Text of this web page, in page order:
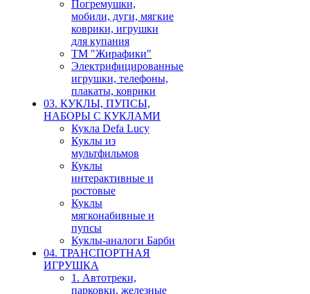
Погремушки,
мобили, дуги, мягкие
коврики, игрушки
для купания
ТМ "Жирафики"
Электрифицированные
игрушки, телефоны,
плакаты, коврики
03. КУКЛЫ, ПУПСЫ,
НАБОРЫ С КУКЛАМИ
Кукла Defa Lucy
Куклы из
мультфильмов
Куклы
интерактивные и
ростовые
Куклы
мягконабивные и
пупсы
Куклы-аналоги Барби
04. ТРАНСПОРТНАЯ
ИГРУШКА
1. Автотреки,
парковки, железные